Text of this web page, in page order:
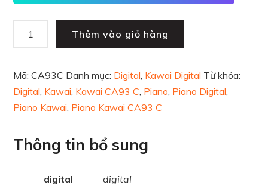
Thêm vào giỏ hàng
Mã:CA93C Danh mục: Digital, Kawai Digital Từ khóa:
Digital, Kawai, Kawai CA93 C, Piano, Piano Digital,
Piano Kawai, Piano Kawai CA93 C
Thông tin bổ sung
digital digital